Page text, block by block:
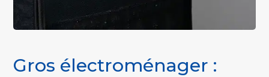
Gros électroménager :